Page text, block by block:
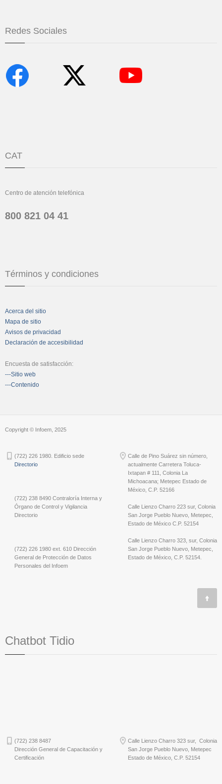
Redes Sociales
CAT
Centro de atención telefónica
800 821 04 41
Términos y condiciones
Acerca del sitio
Mapa de sitio
Avisos de privacidad
Declaración de accesibilidad
Encuesta de satisfacción:
---Sitio web
---Contenido
Copyright © Infoem, 2025
(722) 226 1980. Edificio sede
Directorio
(722) 238 8490 Contraloría Interna y
Órgano de Control y Vigilancia
Directorio
(722) 226 1980 ext. 610 Dirección
General de Protección de Datos
Personales del Infoem
Calle de Pino Suárez sin número,
actualmente Carretera Toluca-
Ixtapan # 111, Colonia La
Michoacana; Metepec Estado de
México, C.P. 52166
Calle Lienzo Charro 223 sur, Colonia
San Jorge Pueblo Nuevo, Metepec,
Estado de México C.P. 52154
Calle Lienzo Charro 323, sur, Colonia
San Jorge Pueblo Nuevo, Metepec,
Estado de México, C.P. 52154.
Chatbot Tidio
(722) 238 8487
Dirección General de Capacitación y
Certificación
Calle Lienzo Charro 323 sur, Colonia
San Jorge Pueblo Nuevo, Metepec
Estado de México, C.P. 52154